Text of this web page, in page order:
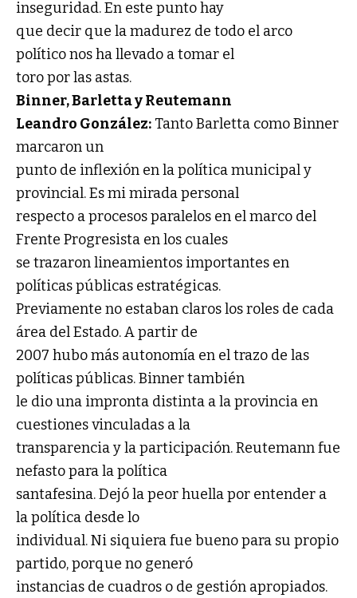
inseguridad. En este punto hay
que decir que la madurez de todo el arco
político nos ha llevado a tomar el
toro por las astas.
Binner, Barletta y Reutemann
Leandro González: Tanto Barletta como Binner
marcaron un
punto de inflexión en la política municipal y
provincial. Es mi mirada personal
respecto a procesos paralelos en el marco del
Frente Progresista en los cuales
se trazaron lineamientos importantes en
políticas públicas estratégicas.
Previamente no estaban claros los roles de cada
área del Estado. A partir de
2007 hubo más autonomía en el trazo de las
políticas públicas. Binner también
le dio una impronta distinta a la provincia en
cuestiones vinculadas a la
transparencia y la participación. Reutemann fue
nefasto para la política
santafesina. Dejó la peor huella por entender a
la política desde lo
individual. Ni siquiera fue bueno para su propio
partido, porque no generó
instancias de cuadros o de gestión apropiados.